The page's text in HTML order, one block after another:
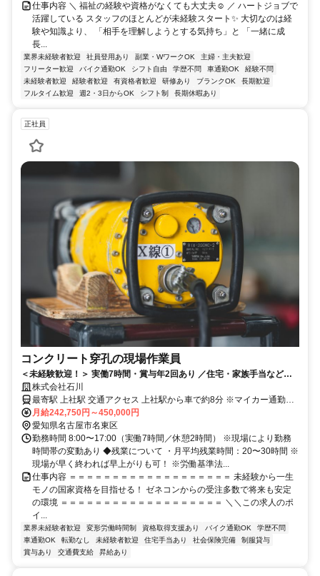
仕事内容 ＼ 福祉の経験や資格がなくても大丈夫☺ ／ ハートジョブで
活躍している スタッフのほとんどが未経験スタート✨ 大切なのは経
験や知識より、 「相手を理解しようとする気持ち」と 「一緒に成
長...
業界未経験者歓迎 社員登用あり 副業・WワークOK
主婦・主夫歓迎
フリーター歓迎
バイク通勤OK シフト自由 学歴不問 車通勤OK
経験不問
未経験者歓迎
経験者歓迎 有資格者歓迎 研修あり ブランクOK
長期歓迎
フルタイム歓迎
週2・3日からOK シフト制 長期休暇あり
正社員
コンクリート穿孔の現場作業員
＜未経験歓迎！＞ 実働7時間・賞与年2回あり ／住宅・家族手当など福
利厚生も充実／資格取得支援あり
株式会社石川
最寄駅 上社駅 交通アクセス 上社駅から車で約8分 ※マイカー通勤
月給242,750円～450,000円
愛知県名古屋市名東区
勤務時間 8:00〜17:00（実働7時間／休憩2時間） ※現場により勤務
時間帯の変動あり ◆残業について ・月平均残業時間：20〜30時間 ※
現場が早く終われば早上がりも可！ ※労働基準法...
仕事内容 ＝＝＝＝＝＝＝＝＝＝＝＝＝＝＝＝＝＝＝ 未経験から一生
モノの国家資格を目指せる！ ゼネコンからの受注多数で将来も安定
の環境 ＝＝＝＝＝＝＝＝＝＝＝＝＝＝＝＝＝＝＝ ＼＼この求人のポ
イ...
業界未経験者歓迎 変形労働時間制 資格取得支援あり バイク通勤OK
学歴不問
車通勤OK
転勤なし 未経験者歓迎 住宅手当あり 社会保険完備
制服貸与
賞与あり
交通費支給 昇給あり